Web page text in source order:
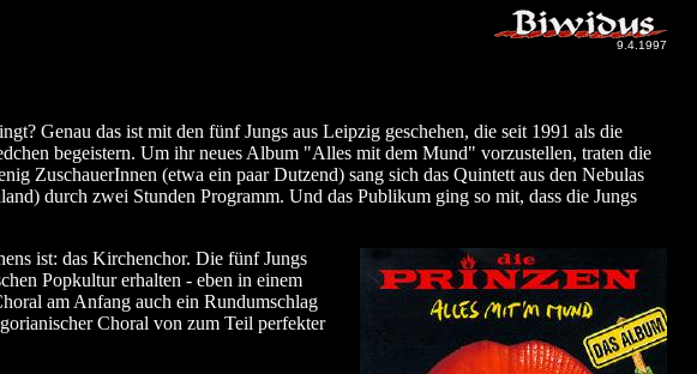
9.4.1997
Genau das ist mit den fünf Jungs aus Leipzig geschehen, die seit 1991 als die
begeistern. Um ihr neues Album "Alles mit dem Mund" vorzustellen, traten die
ZuschauerInnen (etwa ein paar Dutzend) sang sich das Quintett aus den Nebulas
durch zwei Stunden Programm. Und das Publikum ging so mit, dass die Jungs
ist: das Kirchenchor. Die fünf Jungs
Popkultur erhalten - eben in einem
am Anfang auch ein Rundumschlag
Choral von zum Teil perfekter